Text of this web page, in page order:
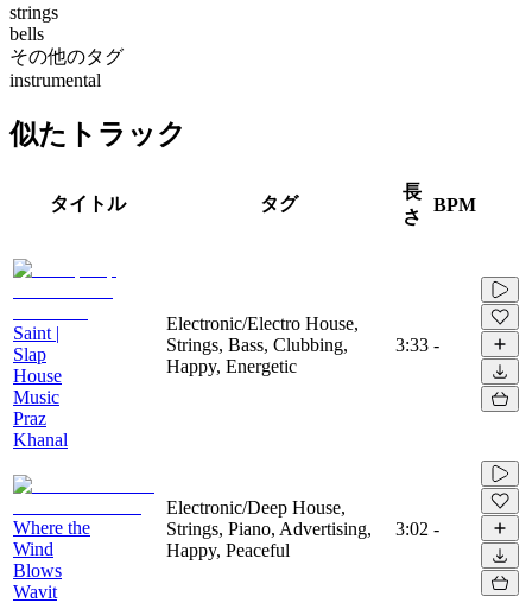
strings
bells
その他のタグ
instrumental
似たトラック
タイトル タグ
長
さ
BPM
Saint |
Slap
House
Music
Praz
Khanal
Electronic/Electro House,
Strings, Bass, Clubbing,
Happy, Energetic
3:33 -
Where the
Wind
Blows
Wavit
Electronic/Deep House,
Strings, Piano, Advertising,
Happy, Peaceful
3:02 -